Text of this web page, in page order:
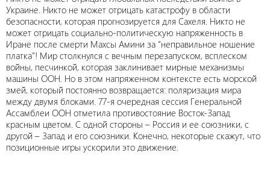
Украине. Никто не может отрицать катастрофу в области
безопасности, которая прогнозируется для Сахеля. Никто не
может отрицать социально-политическую напряженность в
Иране после смерти Махсы Амини за “неправильное ношение
платка”! Мир столкнулся с вечным перезапуском, всплеском
войны, песчинкой, которая заклинивает мирные механизмы
машины ООН. Но в этом напряженном контексте есть морской
змей, который постоянно возвращается: поляризация мира
между двумя блоками. 77-я очередная сессия Генеральной
Ассамблеи ООН отметила противостояние Восток-Запад
красным цветом. С одной стороны – Россия и ее союзники, с
другой – Запад и его союзники. Конечно, некоторые скажут, что
позиционные игры ускорили это движение.